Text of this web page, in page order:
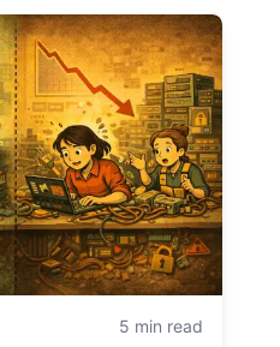
5 min read